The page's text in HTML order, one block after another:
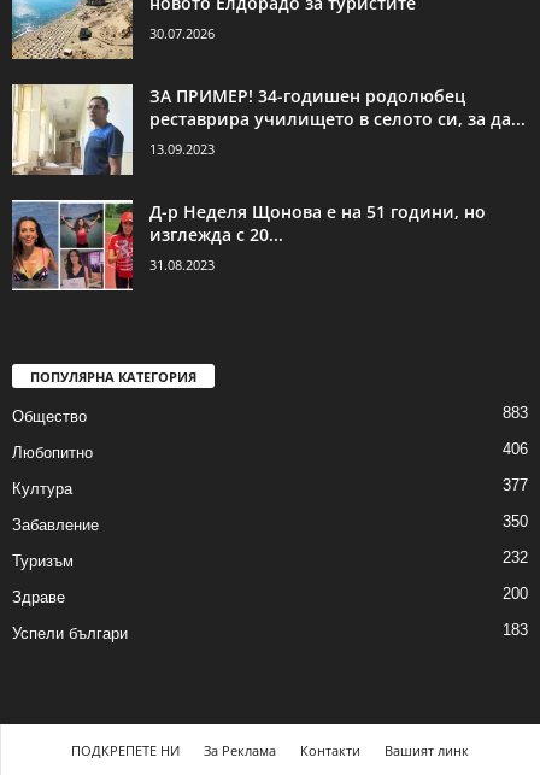
30.07.2026
ЗА ПРИМЕР! 34-годишен родолюбец
реставрира училището в селото си, за да...
13.09.2023
Д-р Неделя Щонова е на 51 години, но
изглежда с 20...
31.08.2023
ПОПУЛЯРНА КАТЕГОРИЯ
Общество 883
Любопитно 406
Култура 377
Забавление 350
Туризъм 232
Здраве 200
Успели българи 183
ПОДКРЕПЕТЕ НИ За Реклама Контакти
Вашият линк